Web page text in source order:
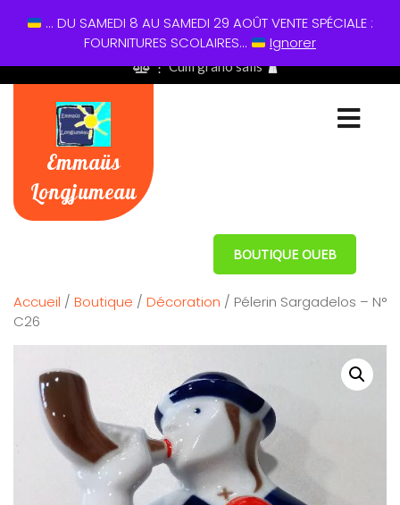
01 60 49 13 60
⋮ Cum grano salis
Emmaüs
Longjumeau
BOUTIQUE OUEB
Accueil / Boutique / Décoration / Pélerin Sargadelos – N°
C26
... DU SAMEDI 8 AU SAMEDI 29 AOÛT VENTE SPÉCIALE :
FOURNITURES SCOLAIRES...
Ignorer